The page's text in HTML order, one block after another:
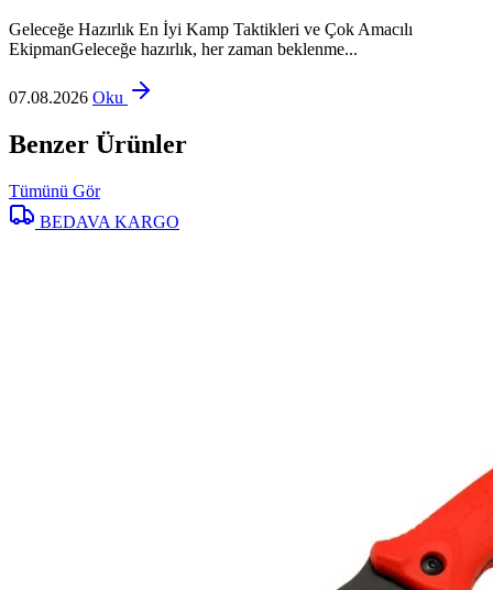
Geleceğe Hazırlık En İyi Kamp Taktikleri ve Çok Amacılı
EkipmanGeleceğe hazırlık, her zaman beklenme...
07.08.2026 Oku
Benzer Ürünler
Tümünü Gör
BEDAVA KARGO